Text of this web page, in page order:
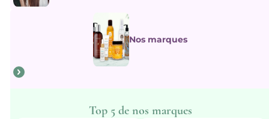
Nos marques
Top 5 de nos marques